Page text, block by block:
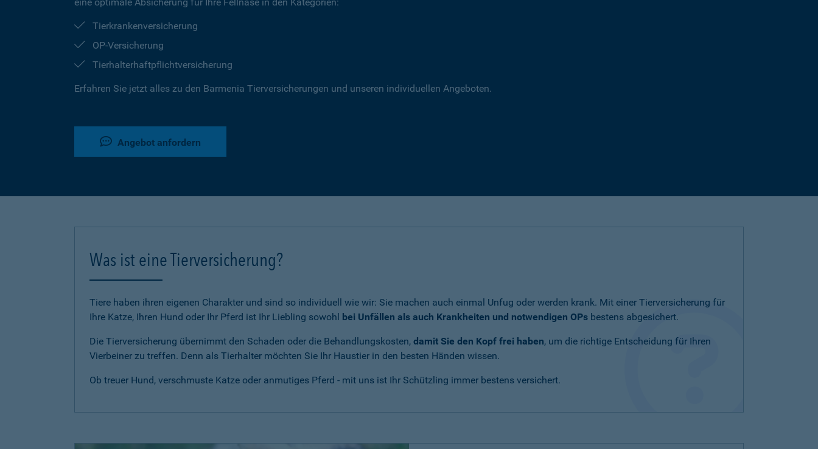
Tierkrankenversicherung
OP-Versicherung
Tierhalterhaftpflichtversicherung
Erfahren Sie jetzt alles zu den Barmenia Tierversicherungen und unseren individuellen Angeboten.
Angebot anfordern
Was ist eine Tierversicherung?
Tiere haben ihren eigenen Charakter und sind so individuell wie wir: Sie machen auch einmal Unfug oder werden krank. Mit einer Tierversicherung für
Ihre Katze, Ihren Hund oder Ihr Pferd ist Ihr Liebling sowohl bei Unfällen als auch Krankheiten und notwendigen OPs bestens abgesichert.
Die Tierversicherung übernimmt den Schaden oder die Behandlungskosten, damit Sie den Kopf frei haben, um die richtige Entscheidung für Ihren
Vierbeiner zu treffen. Denn als Tierhalter möchten Sie Ihr Haustier in den besten Händen wissen.
Ob treuer Hund, verschmuste Katze oder anmutiges Pferd - mit uns ist Ihr Schützling immer bestens versichert.